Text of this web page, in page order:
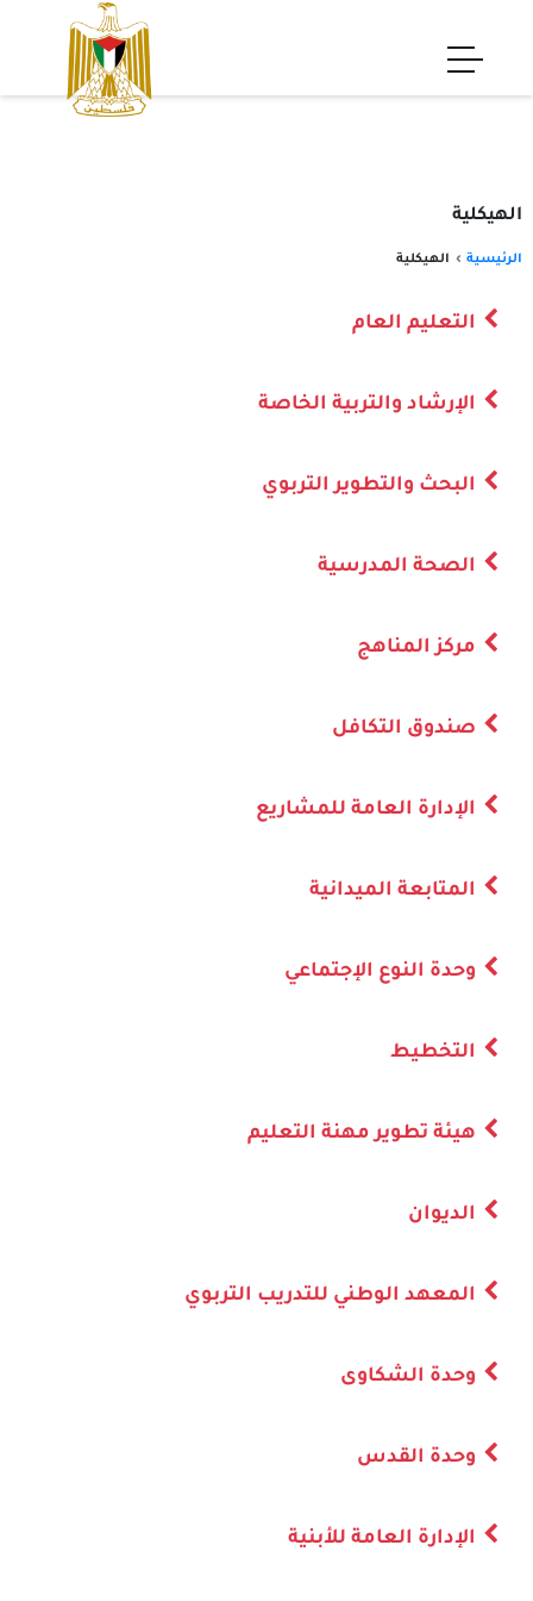
الهيكلية
الرئيسية الهيكلية
التعليم العام
الإرشاد والتربية الخاصة
البحث والتطوير التربوي
الصحة المدرسية
مركز المناهج
صندوق التكافل
الإدارة العامة للمشاريع
المتابعة الميدانية
وحدة النوع الإجتماعي
التخطيط
هيئة تطوير مهنة التعليم
الديوان
المعهد الوطني للتدريب التربوي
وحدة الشكاوى
وحدة القدس
الإدارة العامة للأبنية